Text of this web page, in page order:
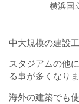
横浜国
中大規模の建設
スタジアムの他
る事が多くなりま
海外の建築でも